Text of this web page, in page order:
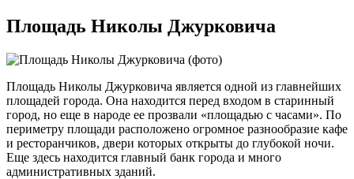
Площадь Николы Джурковича
Площадь Николы Джурковича является одной из главнейших
площадей города. Она находится перед входом в старинный
город, но еще в народе ее прозвали «площадью с часами». По
периметру площади расположено огромное разнообразие кафе
и ресторанчиков, двери которых открыты до глубокой ночи.
Еще здесь находится главный банк города и много
административных зданий.